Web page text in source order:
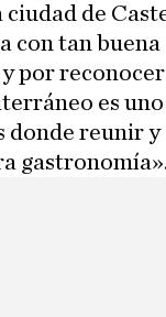
ciudad de
con tan buena
por reconocer
es uno
donde reunir y